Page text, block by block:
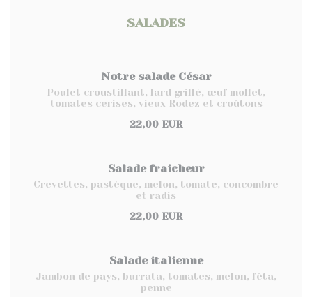
SALADES
Notre salade César
Poulet croustillant, lard grillé, œuf mollet,
tomates cerises, vieux Rodez et croûtons
22,00 EUR
Salade fraicheur
Crevettes, pastèque, melon, tomate, concombre
et radis
22,00 EUR
Salade italienne
Jambon de pays, burrata, tomates, melon, fêta,
penne